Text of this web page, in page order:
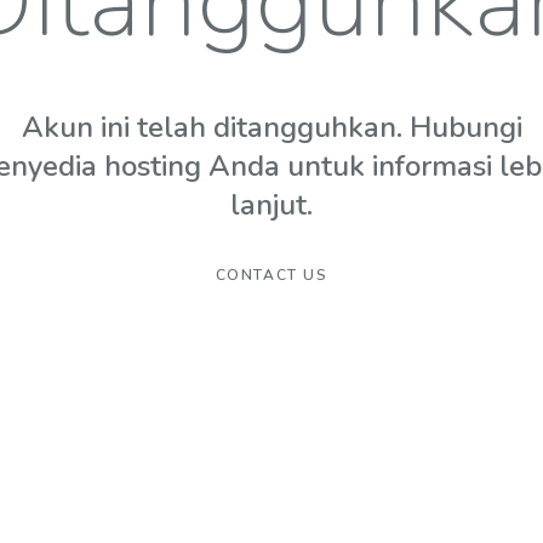
Akun ini telah ditangguhkan. Hubungi
hosting Anda untuk informasi
lanjut.
CONTACT US